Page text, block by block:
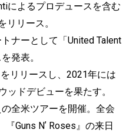
によるプロデュースを含む
リリース。
ナーとして「United Talent
発表。
リリースし、2021年には
ッドデビューを果たす。
全米ツアーを開催。全会
Guns Nʼ Roses』の来日